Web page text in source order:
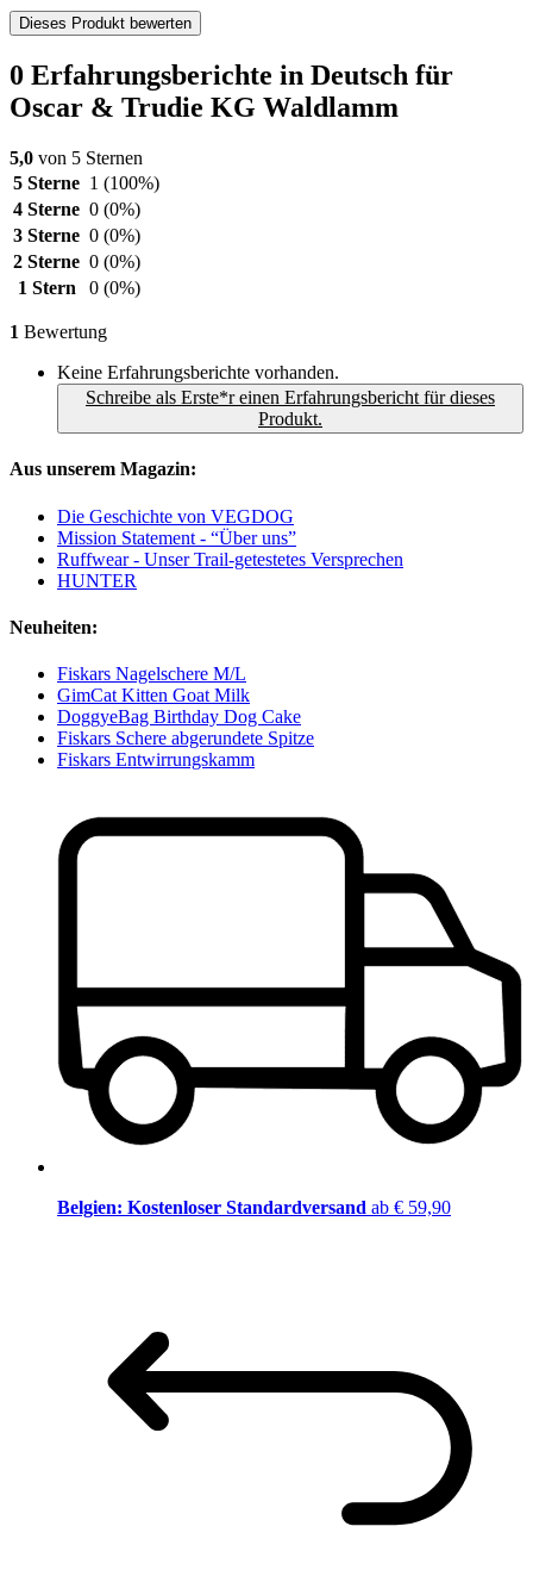
Dieses Produkt bewerten
0 Erfahrungsberichte in Deutsch für
Oscar & Trudie KG Waldlamm
5,0 von 5 Sternen
5 Sterne 1 (100%)
4 Sterne 0 (0%)
3 Sterne 0 (0%)
2 Sterne 0 (0%)
1 Stern
0 (0%)
1 Bewertung
Keine Erfahrungsberichte vorhanden.
Schreibe als Erste*r einen Erfahrungsbericht für dieses
Produkt.
Aus unserem Magazin:
Die Geschichte von VEGDOG
Mission Statement - “Über uns”
Ruffwear - Unser Trail-getestetes Versprechen
HUNTER
Neuheiten:
Fiskars Nagelschere M/L
GimCat Kitten Goat Milk
DoggyeBag Birthday Dog Cake
Fiskars Schere abgerundete Spitze
Fiskars Entwirrungskamm
Belgien: Kostenloser Standardversand ab € 59,90